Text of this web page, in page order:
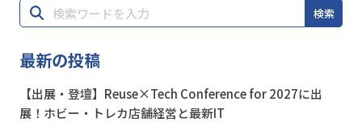
検索
最新の投稿
【出展・登壇】Reuse×Tech Conference for 2027に出
展！ホビー・トレカ店舗経営と最新IT